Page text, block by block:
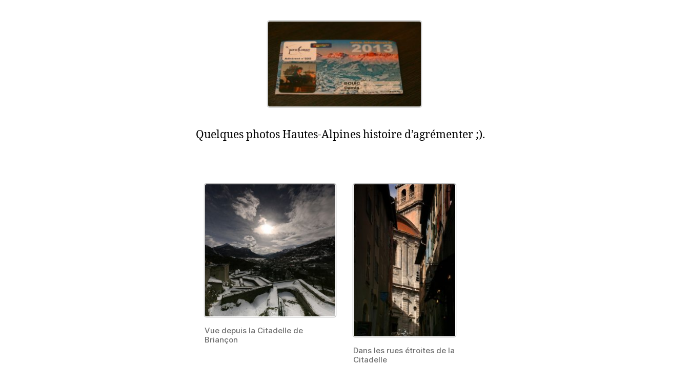
Quelques photos Hautes-Alpines histoire d’agrémenter ;).
Vue depuis la Citadelle de
Briançon
Dans les rues étroites de la
Citadelle